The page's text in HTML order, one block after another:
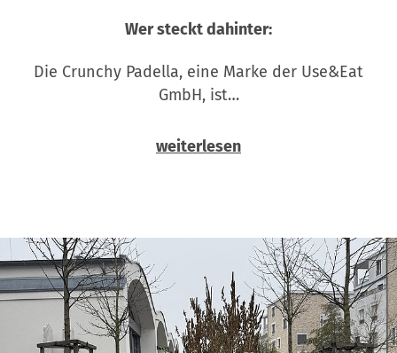
Wer steckt dahinter:
Die Crunchy Padella, eine Marke der Use&Eat
GmbH, ist…
weiterlesen